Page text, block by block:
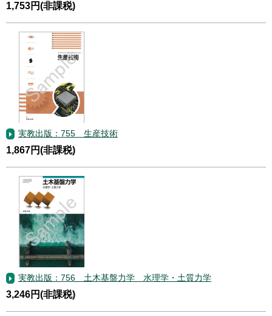
1,753円(非課税)
実教出版：755 生産技術
1,867円(非課税)
実教出版：756 土木基盤力学 水理学・土質力学
3,246円(非課税)